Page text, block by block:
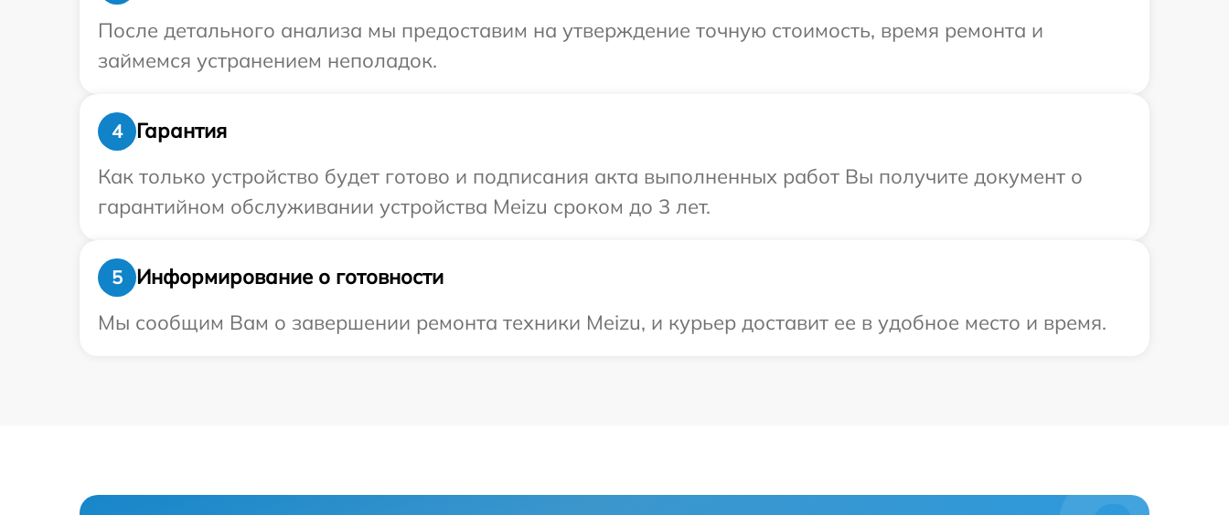
После детального анализа мы предоставим на утверждение точную стоимость, время ремонта и
займемся устранением неполадок.
4
Гарантия
Как только устройство будет готово и подписания акта выполненных работ Вы получите документ о
гарантийном обслуживании устройства Meizu сроком до 3 лет.
5
Информирование о готовности
Мы сообщим Вам о завершении ремонта техники Meizu, и курьер доставит ее в удобное место и время.